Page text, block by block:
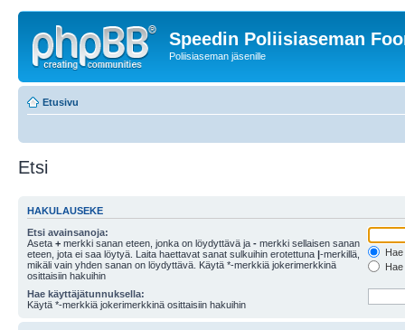
Speedin Poliisiaseman
Poliisiaseman jäsenille
Etusivu
Etsi
HAKULAUSEKE
Etsi avainsanoja:
Aseta + merkki sanan eteen, jonka on löydyttävä ja - merkki sellaisen sanan
eteen, jota ei saa löytyä. Laita haettavat sanat sulkuihin erotettuna |-merkillä,
mikäli vain yhden sanan on löydyttävä. Käytä *-merkkiä jokerimerkkinä
osittaisiin hakuihin
Hae käyttäjätunnuksella:
Käytä *-merkkiä jokerimerkkinä osittaisiin hakuihin